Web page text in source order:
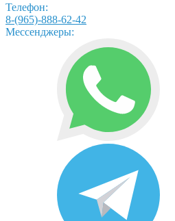
Телефон:
8-(965)-888-62-42
Мессенджеры: